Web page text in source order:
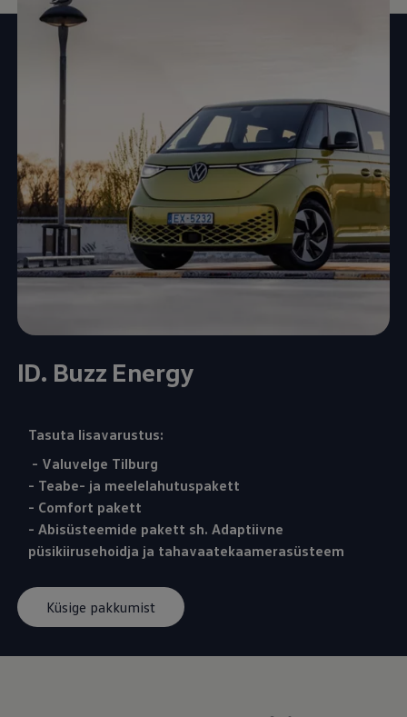
ID. Buzz Energy
Tasuta lisavarustus:
- Valuvelge Tilburg
- Teabe- ja meelelahutuspakett
- Comfort pakett
- Abisüsteemide pakett sh. Adaptiivne
püsikiirusehoidja ja tahavaatekaamerasüsteem
Küsige pakkumist